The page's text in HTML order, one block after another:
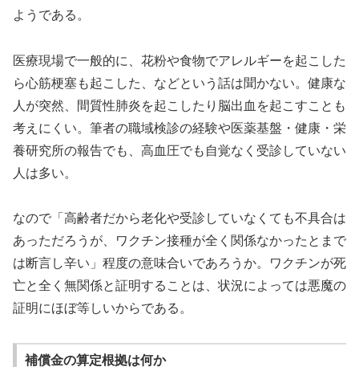
ようである。
医療現場で一般的に、花粉や食物でアレルギーを起こした
ら心筋梗塞も起こした、などという話は聞かない。健康な
人が突然、間質性肺炎を起こしたり脳出血を起こすことも
考えにくい。筆者の職域検診の経験や医薬基盤・健康・栄
養研究所の報告でも、高血圧でも自覚なく受診していない
人は多い。
なので「高齢者だから老化や受診していなくても不具合は
あっただろうが、ワクチン接種が全く関係なかったとまで
は断言し辛い」程度の意味合いであろうか。ワクチンが死
亡と全く無関係と証明することは、状況によっては悪魔の
証明にほぼ等しいからである。
補償金の算定根拠は何か